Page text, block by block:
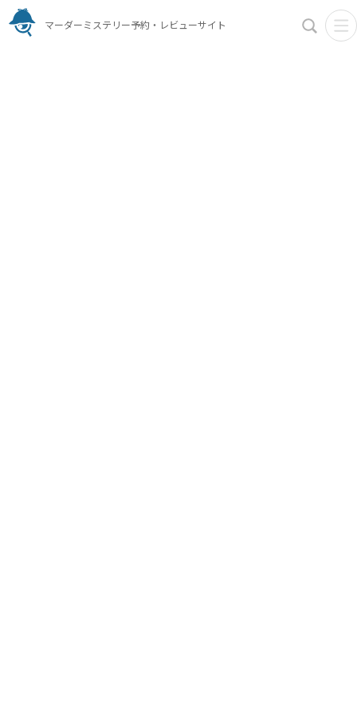
マーダーミステリー予約・レビューサイト